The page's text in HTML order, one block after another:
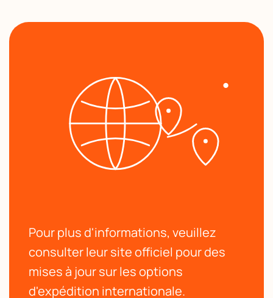
Pour plus d'informations, veuillez
consulter leur site officiel pour des
mises à jour sur les options
d'expédition internationale.